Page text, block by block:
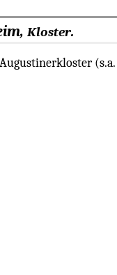
Kloster.
(s.a.